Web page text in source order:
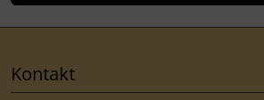
Kontakt